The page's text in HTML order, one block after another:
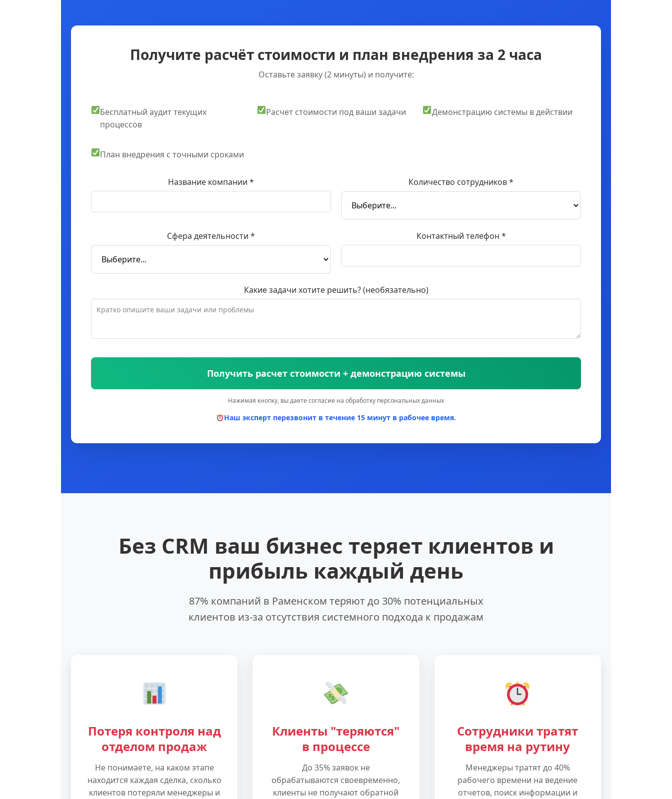
Получите расчёт стоимости и план внедрения за 2 часа
Оставьте заявку (2 минуты) и получите:
Бесплатный аудит текущих
процессов
Расчет стоимости под ваши задачи Демонстрацию системы в действии
План внедрения с точными сроками
Название компании * Количество сотрудников *
Сфера деятельности * Контактный телефон *
Какие задачи хотите решить? (необязательно)
Получить расчет стоимости + демонстрацию системы
Нажимая кнопку, вы даете согласие на обработку персональных данных
Наш эксперт перезвонит в течение 15 минут в рабочее время.
Без CRM ваш бизнес теряет клиентов и
прибыль каждый день
87% компаний в Раменском теряют до 30% потенциальных
клиентов из-за отсутствия системного подхода к продажам
Потеря контроля над
отделом продаж
Не понимаете, на каком этапе
находится каждая сделка, сколько
клиентов потеряли менеджеры и
Клиенты "теряются"
в процессе
До 35% заявок не
обрабатываются своевременно,
клиенты не получают обратной
Сотрудники тратят
время на рутину
Менеджеры тратят до 40%
рабочего времени на ведение
отчетов, поиск информации и